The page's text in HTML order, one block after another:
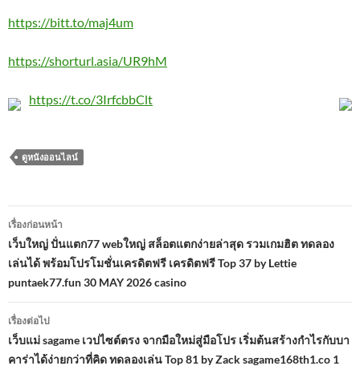
https://bitt.to/maj4um
https://shorturl.asia/UR9hM
https://t.co/3IrfcbbClt
ดูหนังออนไลน์
เมนู
นำทาง
เรื่อง
เรื่องก่อนหน้า
เว็บใหญ่ ปั่นแตก77 webใหญ่ สล็อตแตกง่ายล่าสุด รวมเกมฮิต ทดลอง
เล่นได้ พร้อมโปรโมชั่นเครดิตฟรี เครดิตฟรี Top 37 by Lettie
puntaek77.fun 30 MAY 2026 casino
เรื่องต่อไป
เว็บแม่ sagame เวปไซต์ตรง จากมือใหม่สู่มือโปร เริ่มต้นสร้างกำไรกับบา
คาร่าได้ง่ายกว่าที่คิด ทดลองเล่น Top 81 by Zack sagame168th1.co 1